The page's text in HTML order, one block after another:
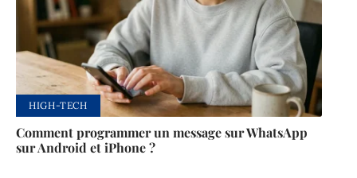
HIGH-TECH
Comment programmer un message sur WhatsApp
sur Android et iPhone ?